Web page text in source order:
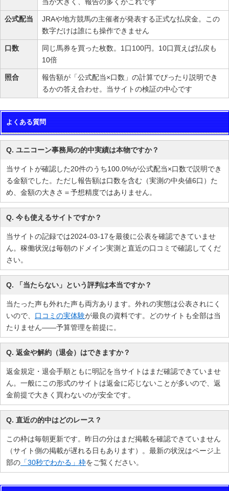
当が大きく、報告の多くがこれです
公式配当
JRAや地方競馬の主催者が発表する正式な払戻金。この
数字だけは誰にも操作できません
口数
同じ馬券を買った枚数。1口100円。10口買えば払戻も
10倍
照合
報告額が「公式配当×口数」の計算でぴったり説明でき
るかの答え合わせ。当サイトの検証の中心です
よくある質問
Q. ユニコーン事務局の的中実績は本物ですか？
当サイトが確認した20件のうち100.0%が公式配当×口数で説明でき
る金額でした。ただし報告額は口数を含む（実測の中央値6口）た
め、金額の大きさ＝予想精度ではありません。
Q. 今も使えるサイトですか？
当サイトの記録では2024-03-17を最後に公表を確認できていませ
ん。稼働状況は毎朝のドメイン実測と直近の口コミで確認してくだ
さい。
Q. 「当たらない」という評判は本当ですか？
当たった声も外れた声も両方あります。外れの実態は公表されにく
いので、 口コミの実体験が最良の資料です。どのサイトも全部は当
たりません——予算管理を前提に。
Q. 返金や解約（退会）はできますか？
返金規定・退会手順ともに明記を当サイトはまだ確認できていませ
ん。一般にこの形式のサイトは返金に応じないことが多いので、返
金前提で大きく買わないのが安全です。
Q. 直近の的中はどのレース？
この枠は毎朝更新です。 昨日の分はまだ掲載を確認できていません
（サイト側の掲載が遅れる日もあります）。最新の状況はページ上
部の 「30秒でわかる」枠をご覧ください。